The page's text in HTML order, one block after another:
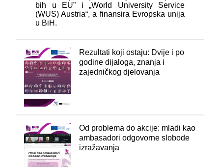
bih u EU” i „World University Service
(WUS) Austria“, a finansira Evropska unija
u BiH.
Rezultati koji ostaju: Dvije i po
godine dijaloga, znanja i
zajedničkog djelovanja
Od problema do akcije: mladi kao
ambasadori odgovorne slobode
izražavanja